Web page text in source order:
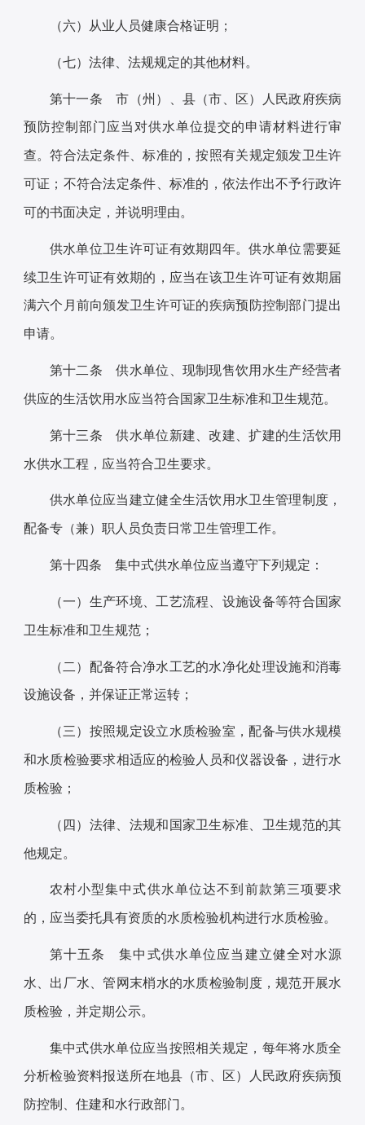
（六）从业人员健康合格证明；
（七）法律、法规规定的其他材料。
第十一条 市（州）、县（市、区）人民政府疾病
预防控制部门应当对供水单位提交的申请材料进行审
查。符合法定条件、标准的，按照有关规定颁发卫生许
可证；不符合法定条件、标准的，依法作出不予行政许
可的书面决定，并说明理由。
供水单位卫生许可证有效期四年。供水单位需要延
续卫生许可证有效期的，应当在该卫生许可证有效期届
满六个月前向颁发卫生许可证的疾病预防控制部门提出
申请。
第十二条 供水单位、现制现售饮用水生产经营者
供应的生活饮用水应当符合国家卫生标准和卫生规范。
第十三条 供水单位新建、改建、扩建的生活饮用
水供水工程，应当符合卫生要求。
供水单位应当建立健全生活饮用水卫生管理制度，
配备专（兼）职人员负责日常卫生管理工作。
第十四条 集中式供水单位应当遵守下列规定：
（一）生产环境、工艺流程、设施设备等符合国家
卫生标准和卫生规范；
（二）配备符合净水工艺的水净化处理设施和消毒
设施设备，并保证正常运转；
（三）按照规定设立水质检验室，配备与供水规模
和水质检验要求相适应的检验人员和仪器设备，进行水
质检验；
（四）法律、法规和国家卫生标准、卫生规范的其
他规定。
农村小型集中式供水单位达不到前款第三项要求
的，应当委托具有资质的水质检验机构进行水质检验。
第十五条 集中式供水单位应当建立健全对水源
水、出厂水、管网末梢水的水质检验制度，规范开展水
质检验，并定期公示。
集中式供水单位应当按照相关规定，每年将水质全
分析检验资料报送所在地县（市、区）人民政府疾病预
防控制、住建和水行政部门。